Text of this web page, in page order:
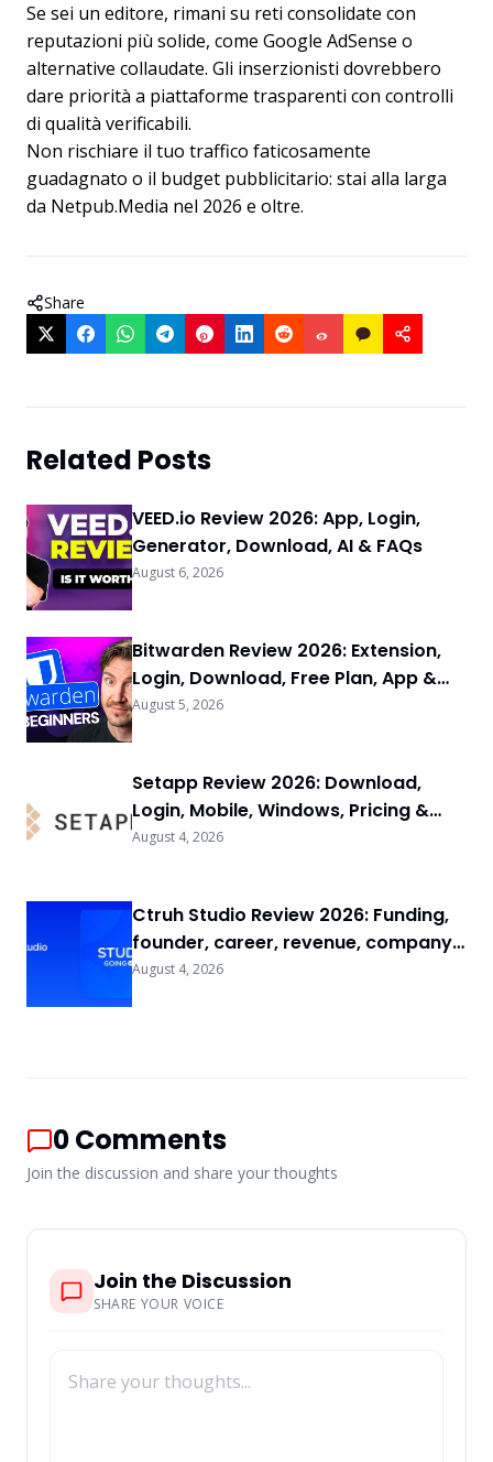
Se sei un editore, rimani su reti consolidate con
reputazioni più solide, come Google AdSense o
alternative collaudate. Gli inserzionisti dovrebbero
dare priorità a piattaforme trasparenti con controlli
di qualità verificabili.
Non rischiare il tuo traffico faticosamente
guadagnato o il budget pubblicitario: stai alla larga
da Netpub.Media nel 2026 e oltre.
Share
Related Posts
VEED.io Review 2026: App, Login,
Generator, Download, AI & FAQs
August 6, 2026
Bitwarden Review 2026: Extension,
Login, Download, Free Plan, App &
FAQs
August 5, 2026
Setapp Review 2026: Download,
Login, Mobile, Windows, Pricing &
FAQs
August 4, 2026
Ctruh Studio Review 2026: Funding,
founder, career, revenue, company
background & FAQs
August 4, 2026
0Comments
Join the discussion and share your thoughts
Join the Discussion
SHARE YOUR VOICE